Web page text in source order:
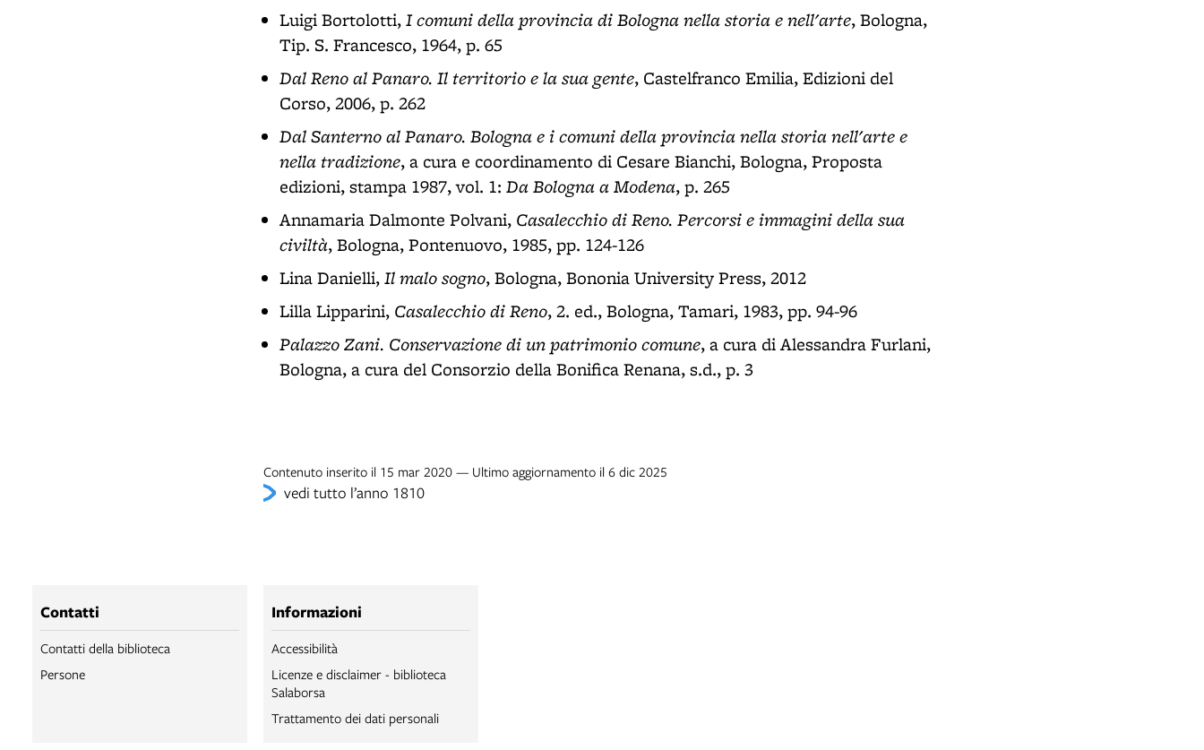
Luigi Bortolotti,I comuni della provincia di Bologna nella storia e nell'arte, Bologna,
Tip. S. Francesco, 1964, p. 65
Dal Reno al Panaro. Il territorio e la sua gente, Castelfranco Emilia, Edizioni del
Corso, 2006, p. 262
Dal Santerno al Panaro. Bologna e i comuni della provincia nella storia nell'arte e
nella tradizione, a cura e coordinamento di Cesare Bianchi, Bologna, Proposta
edizioni, stampa 1987, vol. 1: Da Bologna a Modena, p. 265
Annamaria Dalmonte Polvani, Casalecchio di Reno. Percorsi e immagini della sua
civiltà, Bologna, Pontenuovo, 1985, pp. 124-126
Lina Danielli,Il malo sogno, Bologna, Bononia University Press, 2012
Lilla Lipparini, Casalecchio di Reno, 2. ed., Bologna, Tamari, 1983, pp. 94-96
Palazzo Zani. Conservazione di un patrimonio comune, a cura di Alessandra Furlani,
Bologna, a cura del Consorzio della Bonifica Renana, s.d., p. 3
Contenuto inserito il 15 mar 2020 — Ultimo aggiornamento il 6 dic 2025
vedi tutto l’anno 1810
Contatti
Contatti della biblioteca
Persone
Informazioni
Accessibilità
Licenze e disclaimer - biblioteca
Salaborsa
Trattamento dei dati personali